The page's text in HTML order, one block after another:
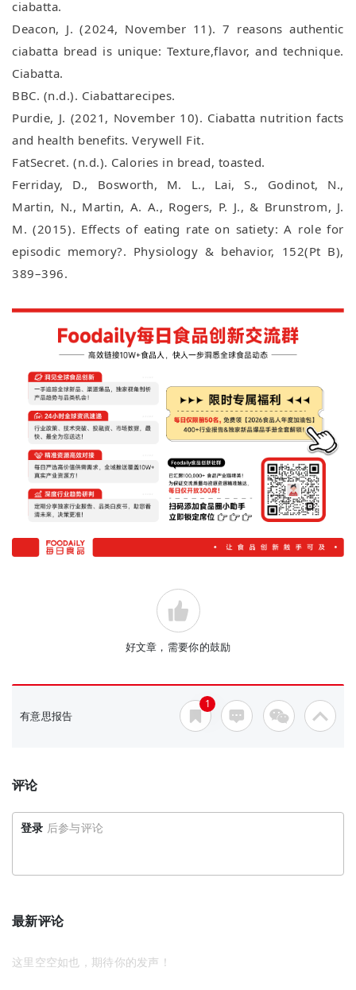
ciabatta.
Deacon, J. (2024, November 11). 7 reasons authentic
ciabatta bread is unique: Texture,flavor, and technique.
Ciabatta.
BBC. (n.d.). Ciabattarecipes.
Purdie, J. (2021, November 10). Ciabatta nutrition facts
and health benefits. Verywell Fit.
FatSecret. (n.d.). Calories in bread, toasted.
Ferriday, D., Bosworth, M. L., Lai, S., Godinot, N.,
Martin, N., Martin, A. A., Rogers, P. J., & Brunstrom, J.
M. (2015). Effects of eating rate on satiety: A role for
episodic memory?. Physiology & behavior, 152(Pt B),
389–396.
好文章，需要你的鼓励
有意思报告
1
评论
登录 后参与评论
最新评论
这里空空如也，期待你的发声！